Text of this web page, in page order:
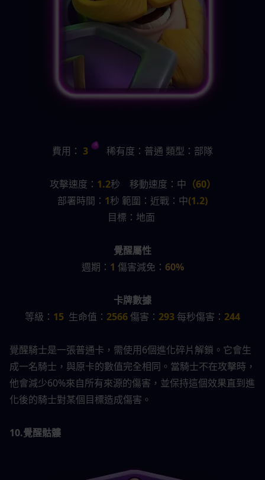
費用： 3 稀有度：普通 類型：部隊
攻擊速度： 1.2秒    移動速度：中 （60）
部署時間： 1秒 範圍：近戰：中(1.2)
目標：地面
覺醒屬性
週期： 1 傷害減免： 60%
卡牌數據
等級： 15 生命值： 2566 傷害： 293 每秒傷害： 244
覺醒騎士是一張普通卡，需使用6個進化碎片解鎖。它會生
成一名騎士，與原卡的數值完全相同。當騎士不在攻擊時，
他會減少60%來自所有來源的傷害，並保持這個效果直到進
化後的騎士對某個目標造成傷害。
10.覺醒骷髏